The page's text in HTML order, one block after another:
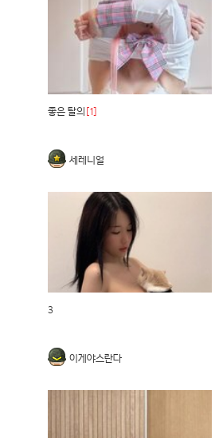
좋은 탈의 [1]
세레니얼
3
이게야스란다